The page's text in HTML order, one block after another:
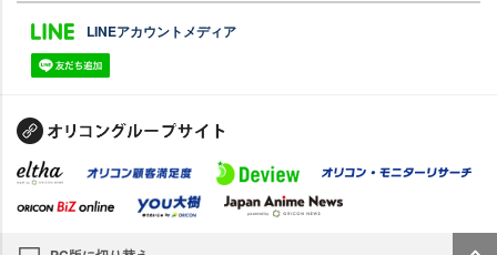
LINEアカウントメディア